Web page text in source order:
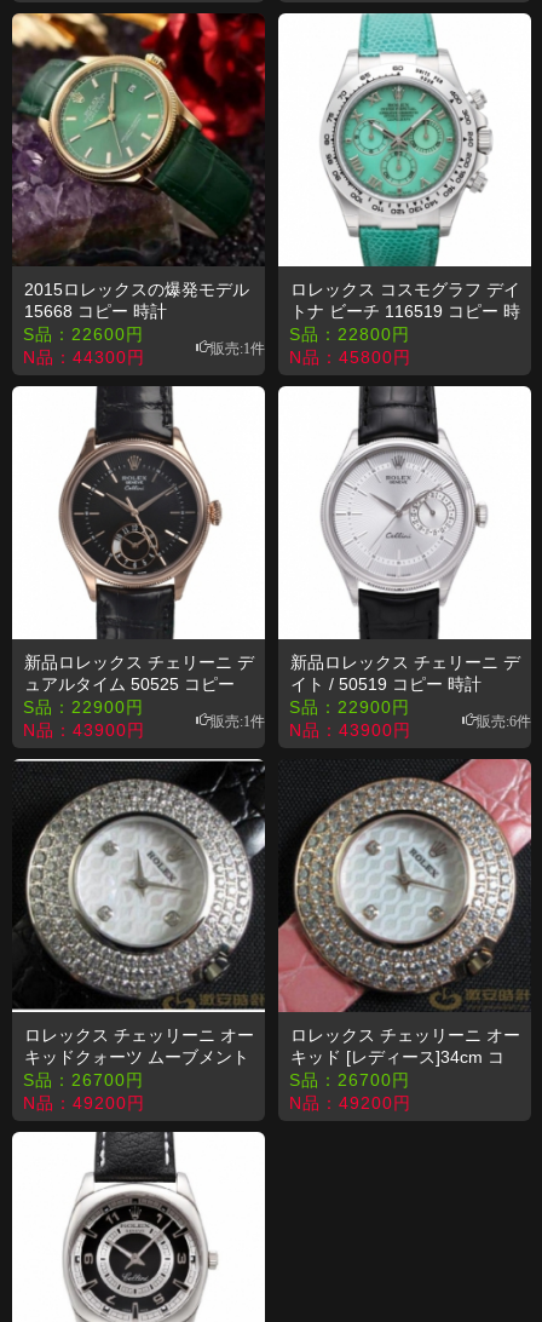
2015ロレックスの爆発モデル
15668 コピー 時計
S品： 22600円
N品： 44300円
販売:1件
ロレックス コスモグラフ デイ
トナ ビーチ 116519 コピー 時
計
S品： 22800円
N品： 45800円
新品ロレックス チェリーニ デ
ュアルタイム 50525 コピー
時計
S品： 22900円
N品： 43900円
販売:1件
新品ロレックス チェリーニ デ
イト / 50519 コピー 時計
S品： 22900円
N品： 43900円
販売:6件
ロレックス チェッリーニ オー
キッドクォーツ ムーブメント
搭載 コピー 時計
S品： 26700円
N品： 49200円
ロレックス チェッリーニ オー
キッド [レディース]34cm コ
ピー 時計
S品： 26700円
N品： 49200円